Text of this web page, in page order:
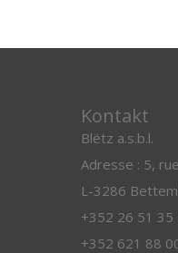
Kontakt
Blëtz a.s.b.l.
Adresse : 5,
L-3286
+352 26 51 35
+352 621 88